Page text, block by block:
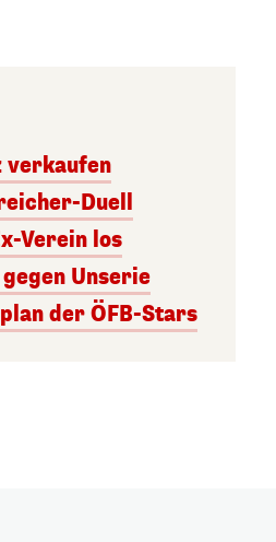
verkaufen
Duell
Verein los
Unserie
der ÖFB-Stars